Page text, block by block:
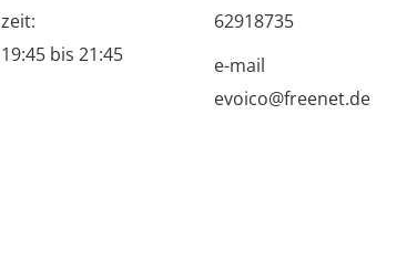
zeit:
19:45 bis 21:45
62918735
e-mail
evoico@freenet.de